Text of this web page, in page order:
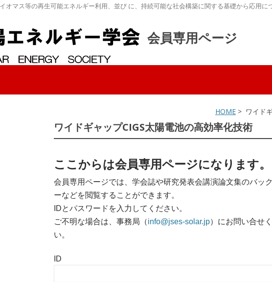
オマス等の再生可能エネルギー利用、並び に、持続可能な社会構築に関する基礎から応用
会員専用ページ
HOME > ワイド
ワイドギャップCIGS太陽電池の高効率化技術
ここからは会員専用ページになります。
会員専用ページでは、学会誌や研究発表会講演論文集のバッ
ーなどを閲覧することができます。
IDとパスワードを入力してください。
ご不明な場合は、事務局（info@jses-solar.jp）にお問い合せ
い。
ID